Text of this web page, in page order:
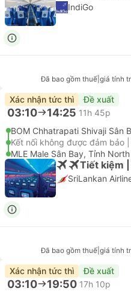
IndiGo
Đã bao gồm thuế giá tính
Xác nhận tức thì Đề xuất
03:10 14:25 11h 45p
BOM Chhatrapati Shivaji Sân
Kết nối không được đảm bảo
MLE Male Sân Bay, Tỉnh
Tiết kiệm |
SriLankan
Đã bao gồm thuế giá tính
Xác nhận tức thì Đề xuất
03:10 19:50 17h 10p